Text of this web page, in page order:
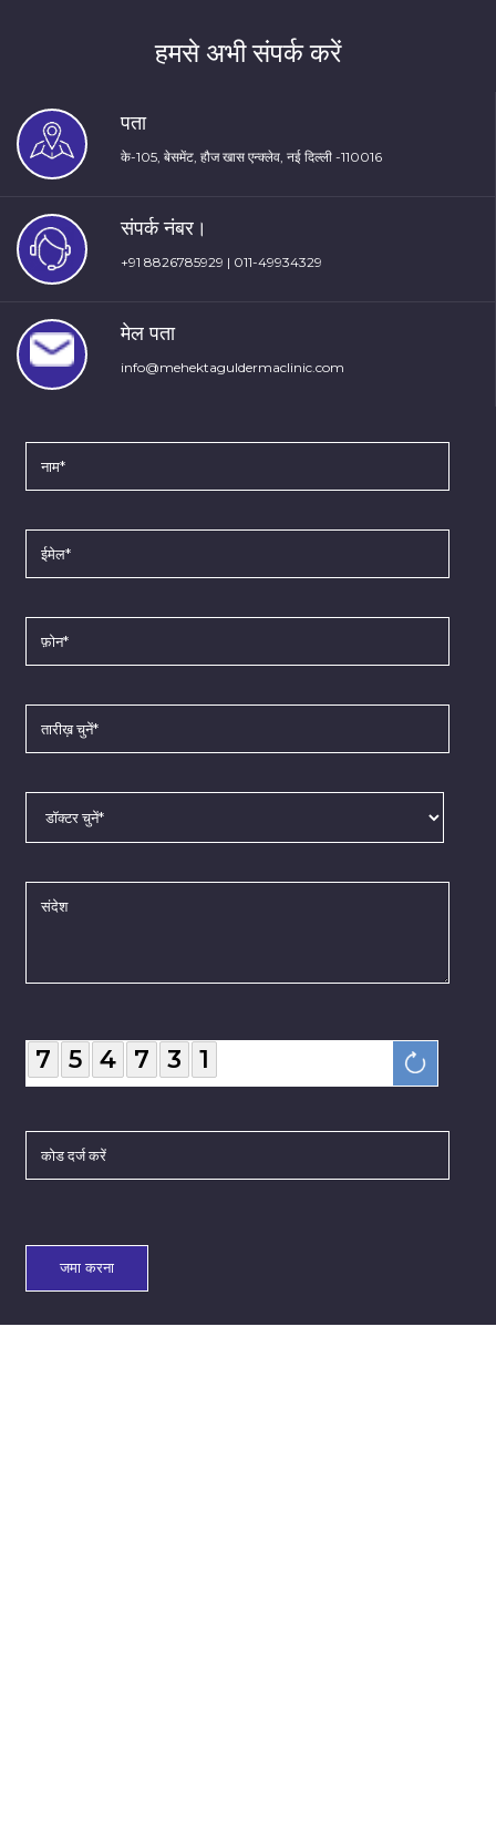
हमसे अभी संपर्क करें
पता
के-105, बेसमेंट, हौज खास एन्क्लेव, नई दिल्ली -110016
संपर्क नंबर।
+91 8826785929 | 011-49934329
मेल पता
info@mehektaguldermaclinic.com
7 5 4 7 3 1
जमा करना